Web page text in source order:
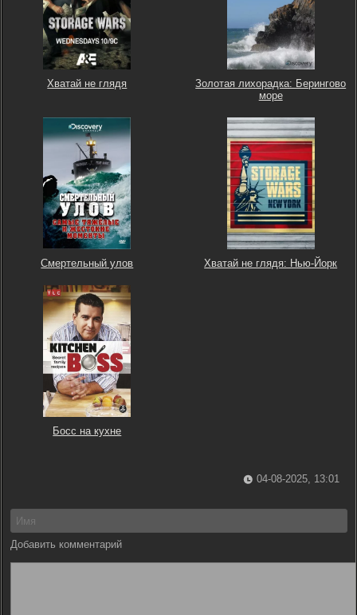
Хватай не глядя
Золотая лихорадка: Берингово
море
Смертельный улов Хватай не глядя: Нью-Йорк
Босс на кухне
04-08-2025, 13:01
Добавить комментарий